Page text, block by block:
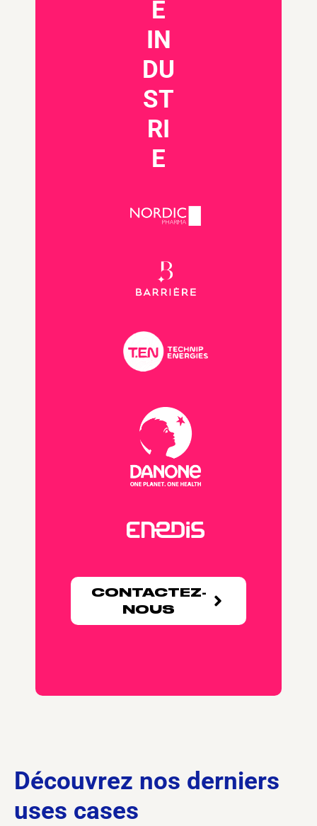
E
IN
DU
ST
RI
E
CONTACTEZ-
NOUS
Découvrez nos derniers
uses cases